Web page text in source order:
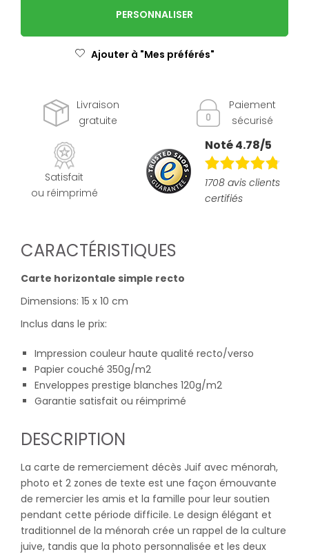
PERSONNALISER
Ajouter à "Mes préférés"
Livraison
gratuite
Paiement
sécurisé
Satisfait
ou réimprimé
Noté 4.78/5
1708 avis clients
certifiés
CARACTÉRISTIQUES
Carte horizontale simple recto
Dimensions: 15 x 10 cm
Inclus dans le prix:
Impression couleur haute qualité recto/verso
Papier couché 350g/m2
Enveloppes prestige blanches 120g/m2
Garantie satisfait ou réimprimé
DESCRIPTION
La carte de remerciement décès Juif avec ménorah,
photo et 2 zones de texte est une façon émouvante
de remercier les amis et la famille pour leur soutien
pendant cette période difficile. Le design élégant et
traditionnel de la ménorah crée un rappel de la culture
juive, tandis que la photo personnalisée et les deux